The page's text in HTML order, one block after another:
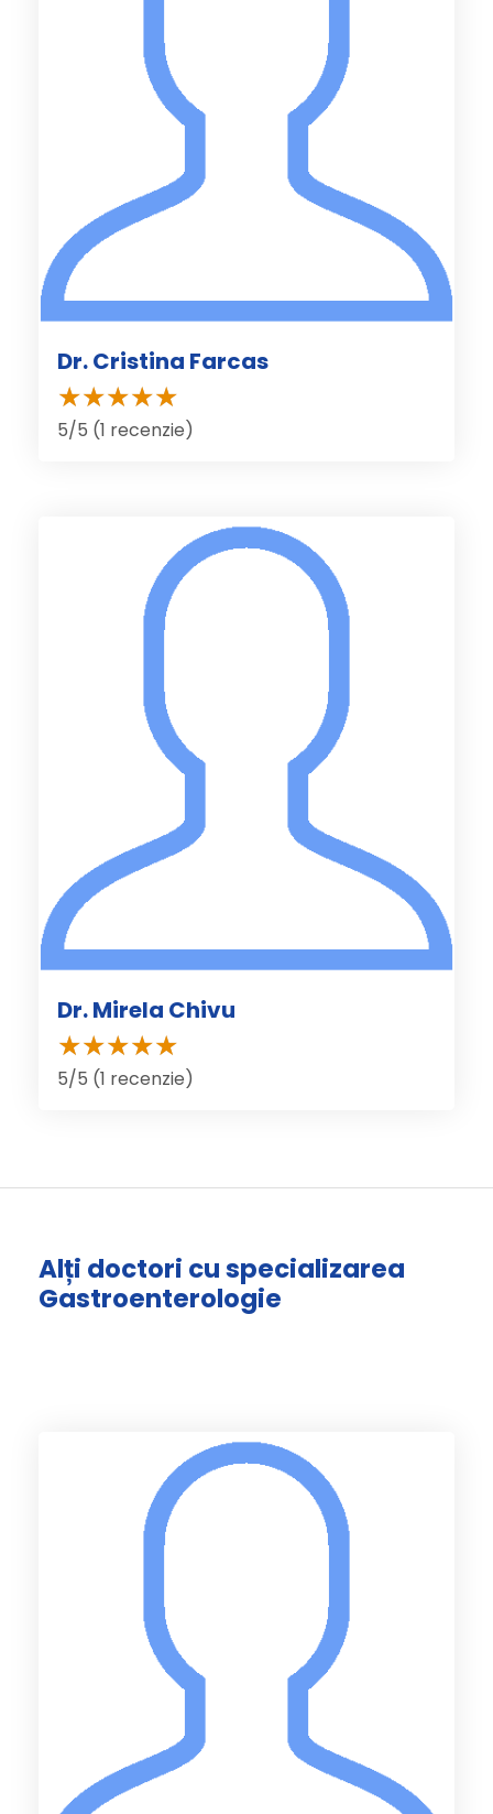
Dr. Cristina Farcas
5/5 (1 recenzie)
Dr. Mirela Chivu
5/5 (1 recenzie)
Alți doctori cu specializarea
Gastroenterologie